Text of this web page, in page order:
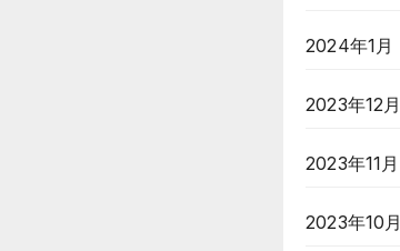
2024年1月
2023年12月
2023年11月
2023年10月